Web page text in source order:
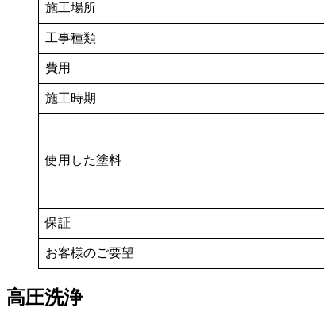
施工場所
工事種類
費用
施工時期
使用した塗料
保証
お客様のご要望
高圧洗浄